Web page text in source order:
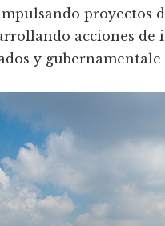
proyectos
acciones
y gubernamentale